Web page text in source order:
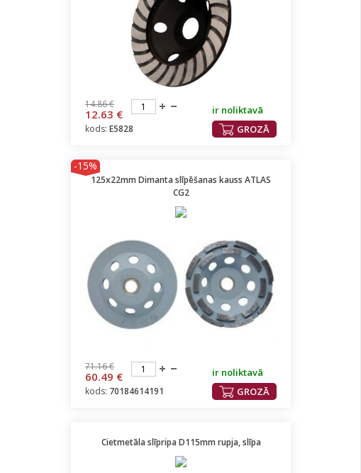
14.86 €
12.63 €
ir noliktavā
GROZĀ
kods: E5828
-15%
125x22mm Dimanta slīpēšanas kauss ATLAS
CG2
71.16 €
60.49 €
ir noliktavā
GROZĀ
kods: 70184614191
Cietmetāla slīpripa D115mm rupja, slīpa